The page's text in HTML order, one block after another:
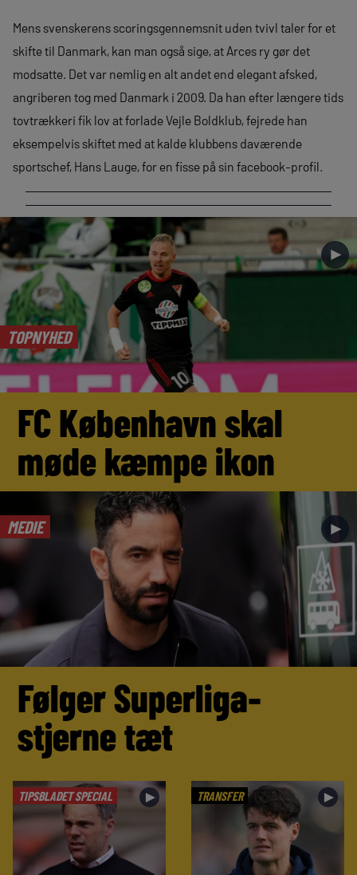
Mens svenskerens scoringsgennemsnit uden tvivl taler for et
skifte til Danmark, kan man også sige, at Arces ry gør det
modsatte. Det var nemlig en alt andet end elegant afsked,
angriberen tog med Danmark i 2009. Da han efter længere tids
tovtrækkeri fik lov at forlade Vejle Boldklub, fejrede han
eksempelvis skiftet med at kalde klubbens daværende
sportschef, Hans Lauge, for en fisse på sin facebook-profil.
TOPNYHED
►
FC København skal
møde kæmpe ikon
MEDIE ►
Følger Superliga-
stjerne tæt
TIPSBLADET SPECIAL ► TRANSFER ►